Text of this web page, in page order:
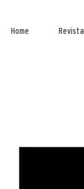
Home Revista